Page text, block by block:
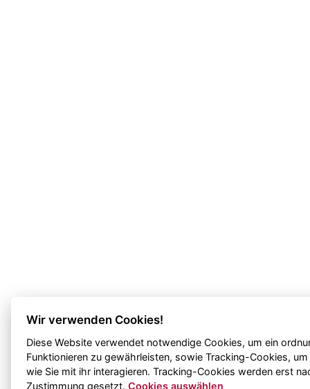
Wir verwenden Cookies!
Diese Website verwendet notwendige Cookies, um ein
Funktionieren zu gewährleisten, sowie Tracking-Cookies,
wie Sie mit ihr interagieren. Tracking-Cookies werden erst
Zustimmung gesetzt.Cookies auswählen